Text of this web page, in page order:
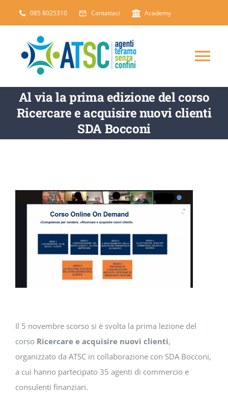
085 8025310 Contattaci Academy
CHI SIAMO
Al via la prima edizione del corso
Ricercare e acquisire nuovi clienti
SDA Bocconi
Il 5 novembre scorso si è svolta la prima lezione del
corso Ricercare e acquisire nuovi clienti,
organizzato da ATSC in collaborazione con SDA Bocconi,
a cui hanno partecipato 35 agenti di commercio e
consulenti finanziari.